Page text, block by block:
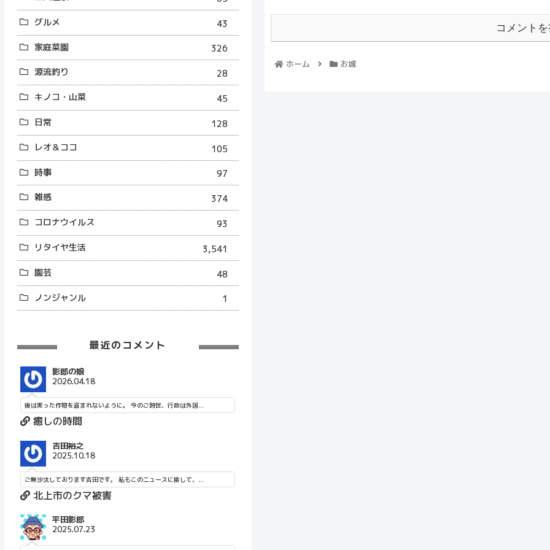
コメント
ホーム お城
グルメ
43
家庭菜園
326
源流釣り
28
キノコ・山菜
45
日常
128
レオ＆ココ
105
時事
97
雑感
374
コロナウイルス
93
リタイヤ生活
3,541
園芸
48
ノンジャンル
1
最近のコメント
影郎の娘
2026.04.18
後は実った作物を盗まれないように。 今のご時世、行政は外国...
癒しの時間
吉田裕之
2025.10.18
ご無沙汰しております吉田です。 私もこのニュースに接して、...
北上市のクマ被害
平田影郎
2025.07.23